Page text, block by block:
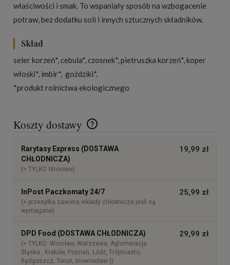
właściwości i smak. To wspaniały sposób na wzbogacenie
potraw, bez dodatku soli i innych sztucznych składników.
Skład
seler korzeń*, cebula*, czosnek*, pietruszka korzeń*, koper
włoski*, imbir*, goździki*.
*produkt rolnictwa ekologicznego
Koszty dostawy
Cena nie zawiera ewentualnych kosztów płatności
Rarytasy Express (DOSTAWA
CHŁODNICZA)
(> TYLKO Wrocław)
19,99 zł
InPost Paczkomaty 24/7
(> przesyłka zawiera wkłady chłodnicze jeśli są
wymagane)
25,99 zł
DPD Food (DOSTAWA CHŁODNICZA)
(> TYLKO: Wrocław, Warszawa, Aglomeracja
Śląska , Kraków, Poznań, Łódź, Trójmiasto,
Bydgoszcz, Toruń, Inowrocław ))
29,99 zł